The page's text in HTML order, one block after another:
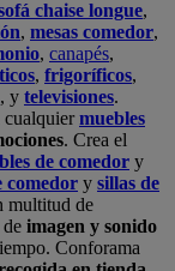
chaise longue,
, mesas comedor,
, canapés,
, frigoríficos,
, y televisiones.
cualquiermuebles
. Crea el
de comedor y
comedor y sillas de
multitud de
imagen y sonido
Conforama